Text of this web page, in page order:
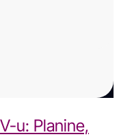
u: Planine,